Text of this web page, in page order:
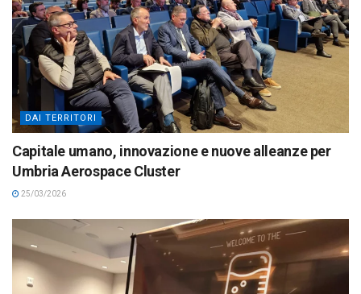
DAI TERRITORI
Capitale umano, innovazione e nuove alleanze per
Umbria Aerospace Cluster
25/03/2026